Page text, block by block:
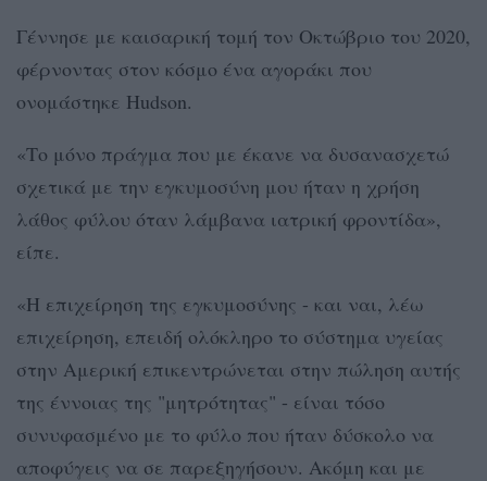
Γέννησε με καισαρική τομή τον Οκτώβριο του 2020,
φέρνοντας στον κόσμο ένα αγοράκι που
ονομάστηκε Hudson.
«Το μόνο πράγμα που με έκανε να δυσανασχετώ
σχετικά με την εγκυμοσύνη μου ήταν η χρήση
λάθος φύλου όταν λάμβανα ιατρική φροντίδα»,
είπε.
«Η επιχείρηση της εγκυμοσύνης - και ναι, λέω
επιχείρηση, επειδή ολόκληρο το σύστημα υγείας
στην Αμερική επικεντρώνεται στην πώληση αυτής
της έννοιας της "μητρότητας" - είναι τόσο
συνυφασμένο με το φύλο που ήταν δύσκολο να
αποφύγεις να σε παρεξηγήσουν. Ακόμη και με